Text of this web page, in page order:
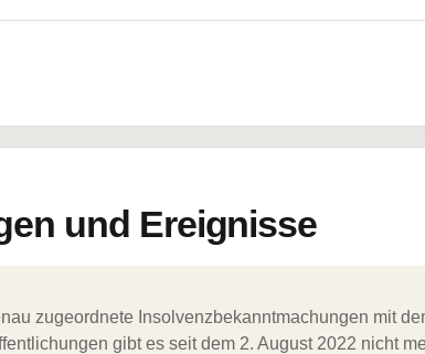
und Ereignisse
zugeordnete Insolvenzbekanntmachungen mit
gibt es seit dem 2. August 2022 nicht